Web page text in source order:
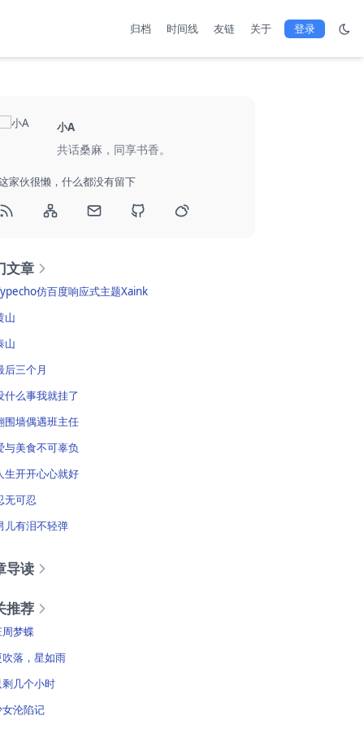
归档 时间线 友链 关于 登录
小A
共话桑麻，同享书香。
家伙很懒，什么都没有留下
文章
仿百度响应式主题Xaink
山
山
后三个月
什么事我就挂了
围墙偶遇班主任
与美食不可辜负
生开开心心就好
无可忍
儿有泪不轻弹
导读
推荐
周梦蝶
吹落，星如雨
剩几个小时
女沦陷记